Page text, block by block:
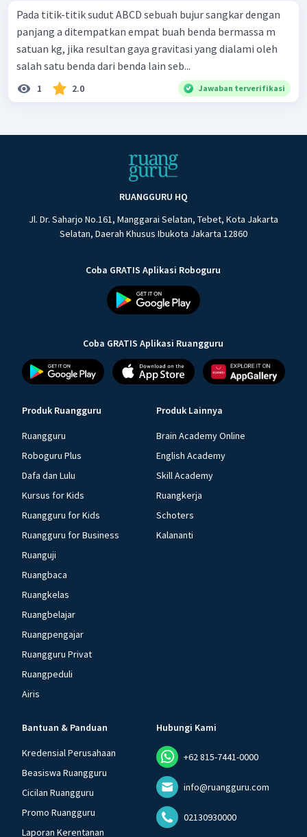
Pada titik-titik sudut ABCD sebuah bujur sangkar dengan
panjang a ditempatkan empat buah benda bermassa m
satuan kg, jika resultan gaya gravitasi yang dialami oleh
salah satu benda dari benda lain seb...
1 2.0 Jawaban terverifikasi
RUANGGURU HQ
Jl. Dr. Saharjo No.161, Manggarai Selatan, Tebet, Kota Jakarta
Selatan, Daerah Khusus Ibukota Jakarta 12860
Coba GRATIS Aplikasi Roboguru
Coba GRATIS Aplikasi Ruangguru
Produk Ruangguru
Ruangguru
Roboguru Plus
Dafa dan Lulu
Kursus for Kids
Ruangguru for Kids
Ruangguru for Business
Ruanguji
Ruangbaca
Ruangkelas
Ruangbelajar
Ruangpengajar
Ruangguru Privat
Ruangpeduli
Airis
Produk Lainnya
Brain Academy Online
English Academy
Skill Academy
Ruangkerja
Schoters
Kalananti
Bantuan & Panduan
Kredensial Perusahaan
Beasiswa Ruangguru
Cicilan Ruangguru
Promo Ruangguru
Laporan Kerentanan
Hubungi Kami
+62 815-7441-0000
info@ruangguru.com
02130930000